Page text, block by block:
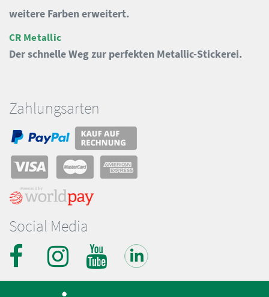
Zahlungsarten
Social Media
weitere Farben erweitert.
CR Metallic
Der schnelle Weg zur perfekten Metallic-Stickerei.